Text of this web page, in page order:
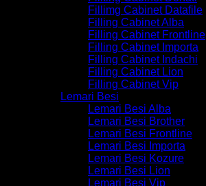
Fillimg Cabinet Datafile
Filling Cabinet Alba
Filling Cabinet Frontline
Filling Cabinet Importa
Filling Cabinet Indachi
Filling Cabinet Lion
Filling Cabinet Vip
Lemari Besi
Lemari Besi Alba
Lemari Besi Brother
Lemari Besi Frontline
Lemari Besi Importa
Lemari Besi Kozure
Lemari Besi Lion
Lemari Besi Vip